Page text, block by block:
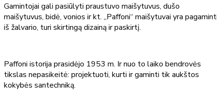
Gamintojai gali pasiūlyti praustuvo maišytuvus, dušo
maišytuvus, bidė, vonios ir kt. „Paffoni“ maišytuvai yra
iš žalvario, turi skirtingą dizainą ir paskirtį.
Paffoni istorija prasidėjo 1953 m. Ir nuo to laiko bendrovės
tikslas nepasikeitė: projektuoti, kurti ir gaminti tik aukštos
kokybės santechniką.